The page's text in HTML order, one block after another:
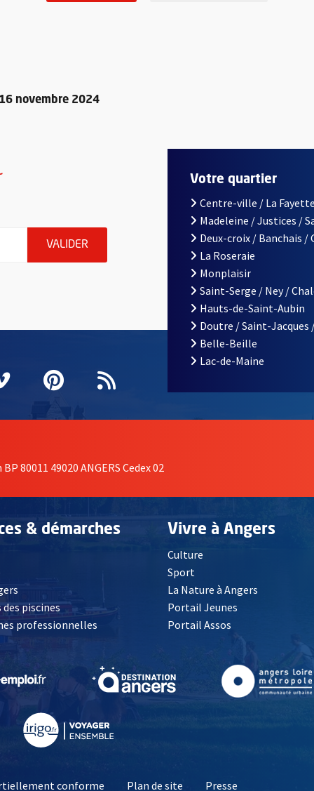
novembre 2024
indiquez votre email (champ obligatoire)
VALIDER ENVOYER MA DEMANDE D'INSCRIPTION À
fenêtrefenêtre
une nouvelle fenêtre
Vimeo
, Ouvre une nouvelle fenêtre
Pinterest
, Ouvre une nouvelle fenêtre
Flux RSS
Votre quartier
Centre-ville / La
Madeleine / Justices /
Deux-croix / Banchais /
La Roseraie
Monplaisir
Saint-Serge / Ney /
Hauts-de-Saint-Aubin
Doutre / Saint-Jacques
Belle-Beille
Lac-de-Maine
80011 49020 ANGERS Cedex 02
& démarches
, Ouvre une nouvelle fenêtre
piscines
professionnelles
Vivre à Angers
Culture
Sport
La Nature à Angers
Portail Jeunes
Portail Assos
fenêtre , Ouvre une nouvelle fenêtre , Ouvre une nouvelle fenêtre
conforme Plan de site Presse , Ouvre une